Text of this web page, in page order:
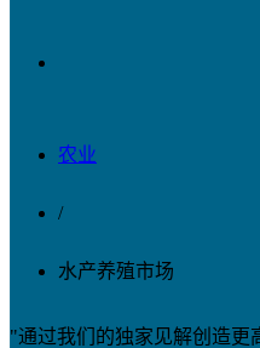
农业
/
水产养殖市场
"通过我们的独家见解创造更